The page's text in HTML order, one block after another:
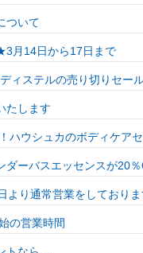
ついて
月14日から17日まで
ィステルの売り切りセー
たします
ハウシュカのボディケア
ダーバスエッセンスが20
より通常営業をしておりま
の営業時間